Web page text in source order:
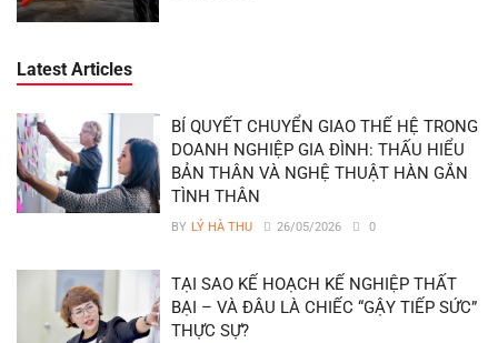
Latest Articles
BÍ QUYẾT CHUYỂN GIAO THẾ HỆ TRONG
DOANH NGHIỆP GIA ĐÌNH: THẤU HIỂU
BẢN THÂN VÀ NGHỆ THUẬT HÀN GẮN
TÌNH THÂN
BY LÝ HÀ THU 26/05/2026 0
TẠI SAO KẾ HOẠCH KẾ NGHIỆP THẤT
BẠI – VÀ ĐÂU LÀ CHIẾC “GẬY TIẾP SỨC”
THỰC SỰ?